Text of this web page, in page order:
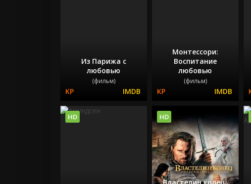
Из Парижа с
любовью
(фильм)
Монтессори:
Воспитание
любовью
(фильм)
HD HD